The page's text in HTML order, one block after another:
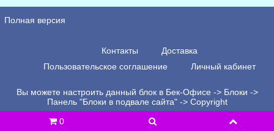
Полная версия
Контакты
Доставка
Пользовательское соглашение
Личный кабинет
Вы можете настроить данный блок в Бек-Офисе -> Блоки ->
Панель "Блоки в подвале сайта" -> Copyright
0